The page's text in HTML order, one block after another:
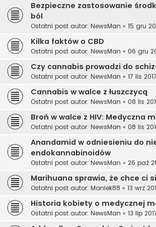
Bezpieczne zastosowanie
ból
Ostatni post autor: NewsMan « 15 gru
Kilka faktów o CBD
Ostatni post autor: NewsMan « 06 gru
Czy cannabis prowadzi do
Ostatni post autor: NewsMan « 17 lis
Cannabis w walce z łuszczycą
Ostatni post autor: NewsMan « 08 lis
Broń w walce z HIV: Medyczna
Ostatni post autor: NewsMan « 08 lis
Anandamid w odniesieniu do
endokannabinoidów
Ostatni post autor: NewsMan « 26 paź
Marihuana sprawia, że chce ci
Ostatni post autor: Maniek88 « 13 wrz
Historia kobiety o medycznej
Ostatni post autor: NewsMan « 13 lip